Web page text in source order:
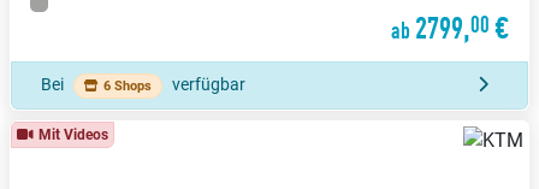
ab 2799,00 €
Bei 6 Shops verfügbar
Mit Videos